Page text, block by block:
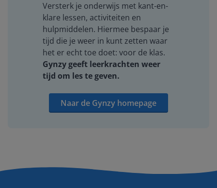
Versterk je onderwijs met kant-en-
klare lessen, activiteiten en
hulpmiddelen. Hiermee bespaar je
tijd die je weer in kunt zetten waar
het er echt toe doet: voor de klas.
Gynzy geeft leerkrachten weer
tijd om les te geven.
Naar de Gynzy homepage